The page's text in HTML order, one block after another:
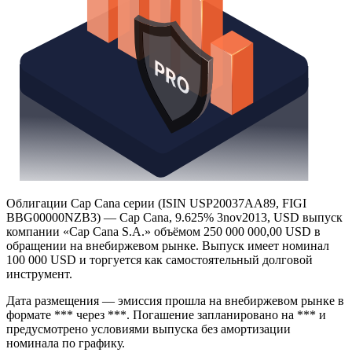
Облигации Cap Cana серии (ISIN USP20037AA89, FIGI
BBG00000NZB3) — Cap Cana, 9.625% 3nov2013, USD выпуск
компании «Cap Cana S.A.» объёмом 250 000 000,00 USD в
обращении на внебиржевом рынке. Выпуск имеет номинал
100 000 USD и торгуется как самостоятельный долговой
инструмент.
Дата размещения — эмиссия прошла на внебиржевом рынке в
формате *** через ***. Погашение запланировано на *** и
предусмотрено условиями выпуска без амортизации
номинала по графику.